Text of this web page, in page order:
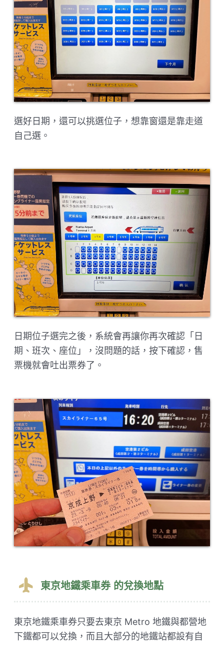
選好日期，還可以挑選位子，想靠窗還是靠走道
自己選。
日期位子選完之後，系統會再讓你再次確認「日
期、班次、座位」，沒問題的話，按下確認，售
票機就會吐出票券了。
東京地鐵乘車券 的兌換地點
東京地鐵乘車券只要去東京 Metro 地鐵與都營地
下鐵都可以兌換，而且大部分的地鐵站都設有自